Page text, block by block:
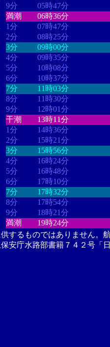
9分
05時47分
満潮
06時36分
1分
07時47分
2分
08時25分
3分
09時00分
4分
09時35分
5分
10時08分
6分
10時37分
7分
11時03分
8分
11時30分
9分
12時01分
干潮
13時11分
1分
14時36分
2分
15時21分
3分
15時56分
4分
16時24分
5分
16時48分
6分
17時10分
7分
17時32分
8分
17時54分
9分
18時21分
満潮
19時24分
するものではありません。
安庁水路部書籍７４２号「